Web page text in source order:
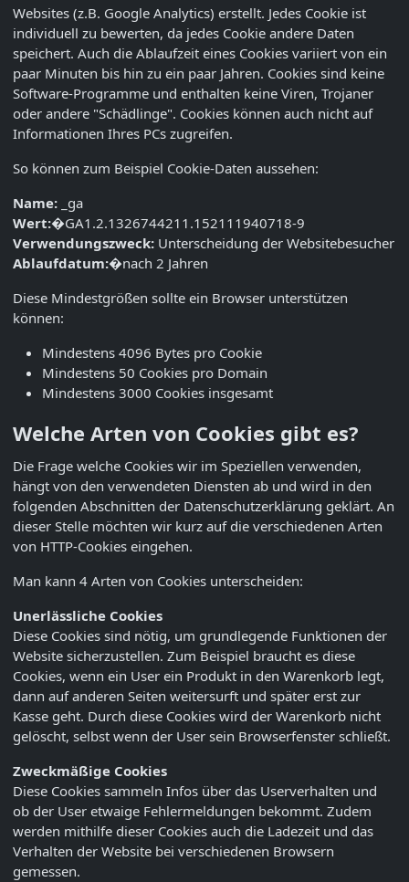
Websites (z.B. Google Analytics) erstellt. Jedes Cookie ist
individuell zu bewerten, da jedes Cookie andere Daten
speichert. Auch die Ablaufzeit eines Cookies variiert von ein
paar Minuten bis hin zu ein paar Jahren. Cookies sind keine
Software-Programme und enthalten keine Viren, Trojaner
oder andere "Schädlinge". Cookies können auch nicht auf
Informationen Ihres PCs zugreifen.
So können zum Beispiel Cookie-Daten aussehen:
Name: _ga
Wert:�GA1.2.1326744211.152111940718-9
Verwendungszweck: Unterscheidung der Websitebesucher
Ablaufdatum:�nach 2 Jahren
Diese Mindestgrößen sollte ein Browser unterstützen
können:
Mindestens 4096 Bytes pro Cookie
Mindestens 50 Cookies pro Domain
Mindestens 3000 Cookies insgesamt
Welche Arten von Cookies gibt es?
Die Frage welche Cookies wir im Speziellen verwenden,
hängt von den verwendeten Diensten ab und wird in den
folgenden Abschnitten der Datenschutzerklärung geklärt. An
dieser Stelle möchten wir kurz auf die verschiedenen Arten
von HTTP-Cookies eingehen.
Man kann 4 Arten von Cookies unterscheiden:
Unerlässliche Cookies
Diese Cookies sind nötig, um grundlegende Funktionen der
Website sicherzustellen. Zum Beispiel braucht es diese
Cookies, wenn ein User ein Produkt in den Warenkorb legt,
dann auf anderen Seiten weitersurft und später erst zur
Kasse geht. Durch diese Cookies wird der Warenkorb nicht
gelöscht, selbst wenn der User sein Browserfenster schließt.
Zweckmäßige Cookies
Diese Cookies sammeln Infos über das Userverhalten und
ob der User etwaige Fehlermeldungen bekommt. Zudem
werden mithilfe dieser Cookies auch die Ladezeit und das
Verhalten der Website bei verschiedenen Browsern
gemessen.